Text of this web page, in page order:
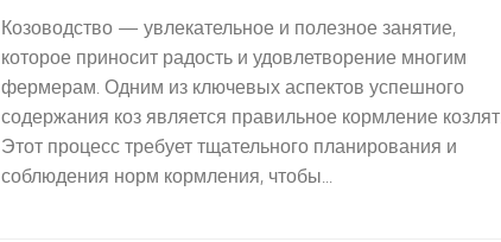
Козоводство — увлекательное и полезное занятие,
которое приносит радость и удовлетворение многим
фермерам. Одним из ключевых аспектов успешного
содержания коз является правильное кормление козлят.
Этот процесс требует тщательного планирования и
соблюдения норм кормления, чтобы...